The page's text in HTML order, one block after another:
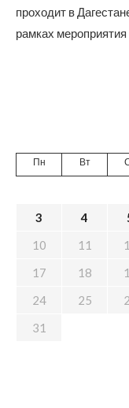
проходит в
рамках
Пн Вт
3
4
10
11
17
18
24
25
31